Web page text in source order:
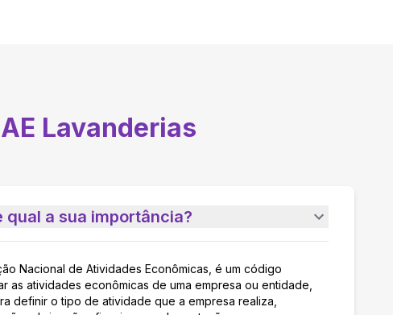
Lavanderias
qual a sua importância?
Nacional de Atividades Econômicas, é um código
as atividades econômicas de uma empresa ou entidade,
definir o tipo de atividade que a empresa realiza,